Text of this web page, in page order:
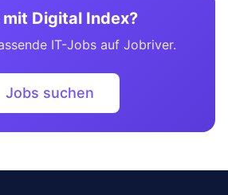
Digital Index?
IT-Jobs auf Jobriver.
Jobs suchen